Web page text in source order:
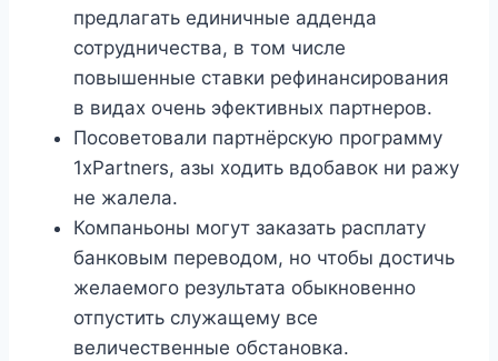
предлагать единичные адденда
сотрудничества, в том числе
повышенные ставки рефинансирования
в видах очень эфективных партнеров.
Посоветовали партнёрскую программу
1xPartners, азы ходить вдобавок ни ражу
не жалела.
Компаньоны могут заказать расплату
банковым переводом, но чтобы достичь
желаемого результата обыкновенно
отпустить служащему все
величественные обстановка.